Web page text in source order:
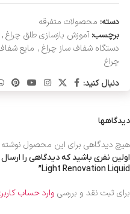
دسته: محصولات متفرقه
برچسب: آموزش بازسازی طلق چراغ,
دستگاه شفاف ساز چراغ, مایع
چراغ
دنبال کنید:
دیدگاهها
هیچ دیدگاهی برای این محصول
Light Renovation Liquid”
برای ثبت نقد و بررسی وارد حساب